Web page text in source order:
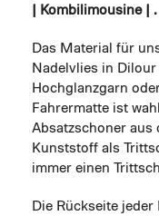
| Kombilimousine | .
Das Material für
Nadelvlies in
Hochglanzgarn
Fahrermatte ist
Absatzschoner aus
Kunststoff als
immer einen
Die Rückseite